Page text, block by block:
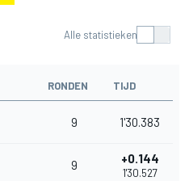
Alle statistieken
RONDEN TIJD
9 1'30.383
9 +0.144
1'30.527